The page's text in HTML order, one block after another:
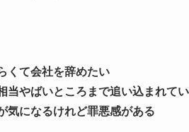
くて会社を辞めたい
当やばいところまで追い込まれて
気になるけれど罪悪感がある